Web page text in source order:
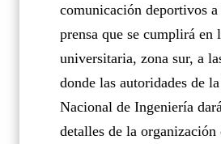
comunicación deportivos a
prensa que se cumplirá en
universitaria, zona sur, a
donde las autoridades de
Nacional de Ingeniería
detalles de la organización